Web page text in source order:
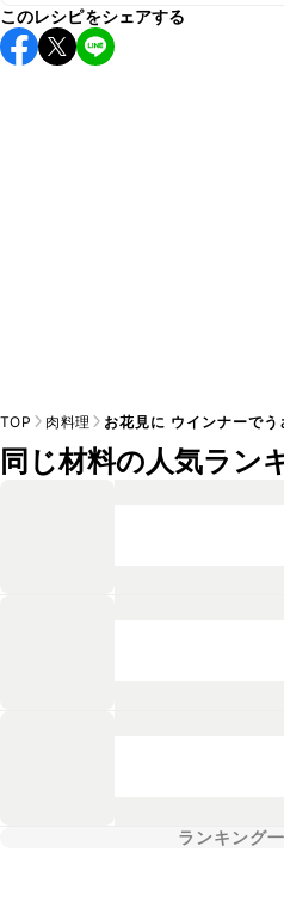
保存期間は冷蔵で翌日中が目安
し上がりください。
このレシピをシェアする
TOP 肉料理 お花見に ウインナーでう
同じ材料の人気ラン
ランキング